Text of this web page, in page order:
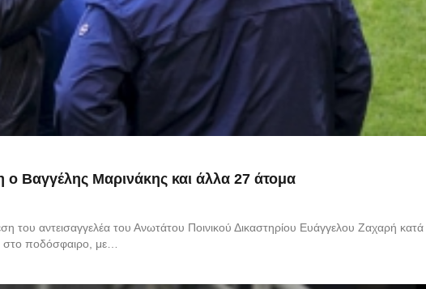
ο Βαγγέλης Μαρινάκης και άλλα 27 άτομα
του αντεισαγγελέα του Ανωτάτου Ποινικού Δικαστηρίου Ευάγγελου Ζαχαρή
στο ποδόσφαιρο, με…